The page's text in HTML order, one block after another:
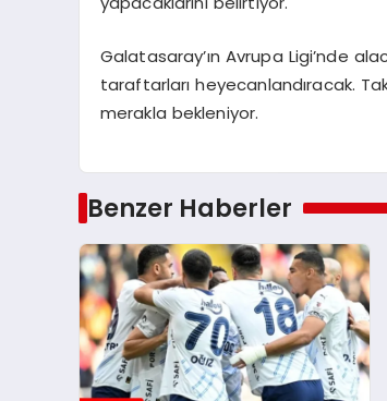
Galatasaray’ın Avrupa Ligi’nde
taraftarları heyecanlandıracak.
merakla bekleniyor.
Benzer Haberler